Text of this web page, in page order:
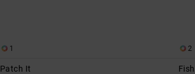
1
Patch It
2